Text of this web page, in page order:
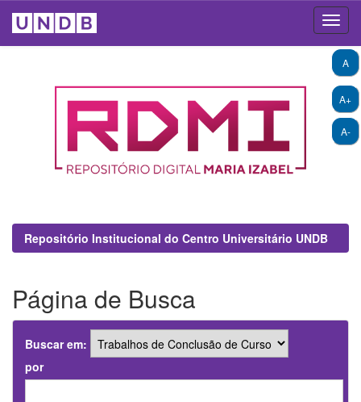
A+
A-
A
Repositório Institucional do Centro Universitário UNDB
Página de Busca
Buscar em:
por